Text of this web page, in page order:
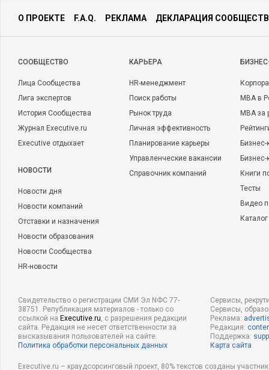
О ПРОЕКТЕ F.A.Q. РЕКЛАМА ДЕКЛАРАЦИЯ
CООБЩЕСТВО
Лица Сообщества
Лига экспертов
История Сообщества
Журнал Executive.ru
Executive отдыхает
НОВОСТИ
Новости дня
Новости компаний
Отставки и назначения
Новости образования
Новости Сообщества
HR-новости
КАРЬЕРА
HR-менеджмент
Поиск работы
Рынок труда
Личная эффективность
Планирование карьеры
Управленческие вакансии
Справочник компаний
MBA в
MBA
Бизнес-
Книги
Тесты
Видео
Свидетельство о регистрации СМИ Эл NФС 77-
38751. Републикация материалов - только со
ссылкой на Executive.ru, с разрешения редакции
сайта. Редакция не несет ответственности за
высказывания пользователей на сайте.
Политика обработки персональных данных
Сервисы,
Сервисы,
Реклама:
Редакция:
Поддержка:
Карта сайта
Executive.ru – краудсорсинговый проект, 80% текстов созданы